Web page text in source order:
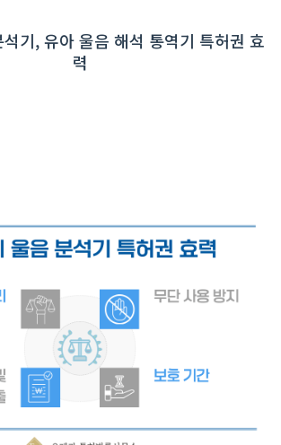
기, 유아 울음 해석 통역기 특허권 효
력